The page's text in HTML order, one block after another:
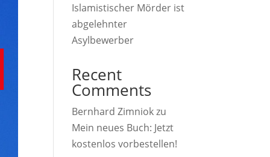
Islamistischer Mörder ist
abgelehnter
Asylbewerber
Recent
Comments
Bernhard Zimniokzu
Mein neues Buch: Jetzt
kostenlos vorbestellen!